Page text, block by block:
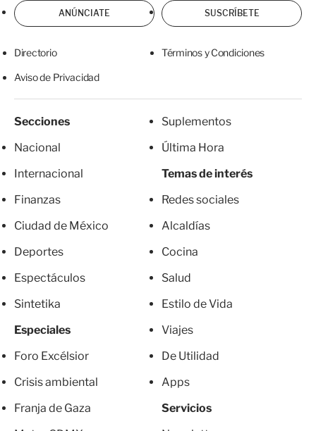
ANÚNCIATE SUSCRÍBETE
Directorio Términos y Condiciones
Aviso de Privacidad
Secciones
Nacional
Internacional
Finanzas
Ciudad de México
Deportes
Espectáculos
Sintetika
Especiales
Foro Excélsior
Crisis ambiental
Franja de Gaza
Suplementos
Última Hora
Temas de interés
Redes sociales
Alcaldías
Cocina
Salud
Estilo de Vida
Viajes
De Utilidad
Apps
Servicios